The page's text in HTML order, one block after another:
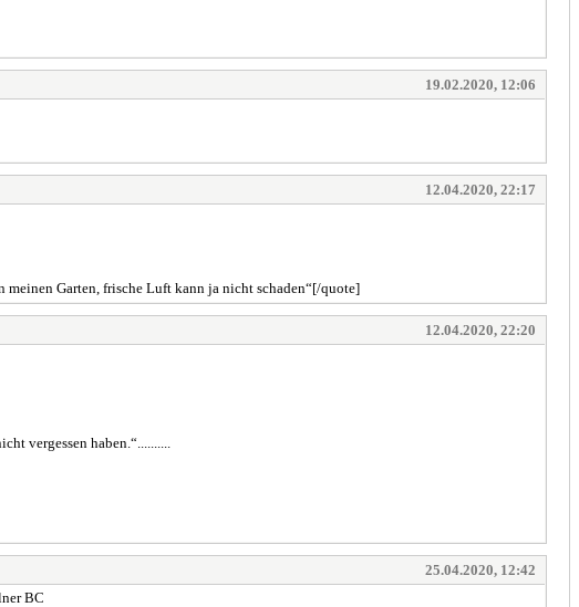
19.02.2020, 12:06
12.04.2020, 22:17
meinen Garten, frische Luft kann ja nicht schaden“[/quote]
12.04.2020, 22:20
vergessen haben.“..........
25.04.2020, 12:42
BC